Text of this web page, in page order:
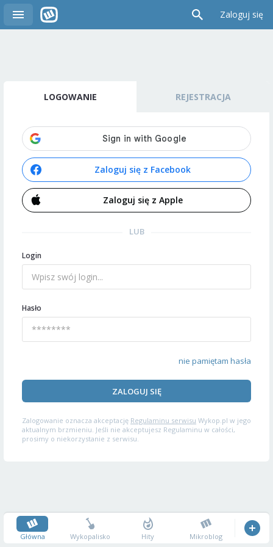
Zaloguj się
LOGOWANIE REJESTRACJA
Zaloguj się z Facebook
Zaloguj się z Apple
LUB
Login
Hasło
nie pamiętam hasła
ZALOGUJ SIĘ
Zalogowanie oznacza akceptację Regulaminu serwisu Wykop.pl w jego
aktualnym brzmieniu. Jeśli nie akceptujesz Regulaminu w całości,
prosimy o niekorzystanie z serwisu.
Główna Wykopalisko Hity Mikroblog